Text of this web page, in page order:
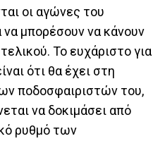
οι αγώνες του
μπορέσουν να κάνουν
Το ευχάριστο για
ότι θα έχει στη
ποδοσφαιριστών του,
να δοκιμάσει από
ρυθμό των